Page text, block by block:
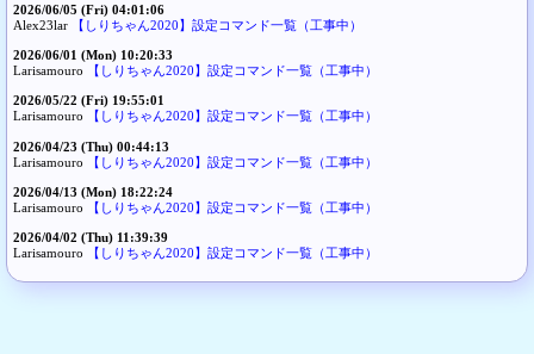
2026/06/05 (Fri) 04:01:06
Alex23lar
【しりちゃん2020】設定コマンド一覧（工事中）
2026/06/01 (Mon) 10:20:33
Larisamouro
【しりちゃん2020】設定コマンド一覧（工事中）
2026/05/22 (Fri) 19:55:01
Larisamouro
【しりちゃん2020】設定コマンド一覧（工事中）
2026/04/23 (Thu) 00:44:13
Larisamouro
【しりちゃん2020】設定コマンド一覧（工事中）
2026/04/13 (Mon) 18:22:24
Larisamouro
【しりちゃん2020】設定コマンド一覧（工事中）
2026/04/02 (Thu) 11:39:39
Larisamouro
【しりちゃん2020】設定コマンド一覧（工事中）